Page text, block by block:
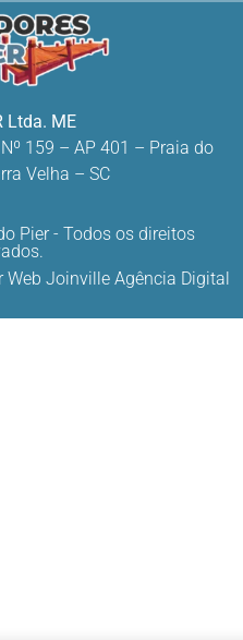
Ltda. ME
159 – AP 401 – Praia do
Velha – SC
Pier - Todos os direitos
Web Joinville Agência Digital